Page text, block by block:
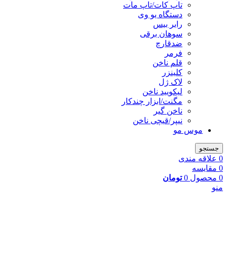
تاپ کات/تاپ مات
دستگاه یو وی
رابر بیس
سوهان برقی
ضدقارچ
فرمر
قلم ناخن
کلینزر
لاک ژل
لیکوييد ناخن
مگنت/ابزار چندکار
ناخن گیر
نیپر/قیچی ناخن
موس مو
جستجو
0 علاقه مندی
0 مقایسه
0 محصول 0 تومان
منو